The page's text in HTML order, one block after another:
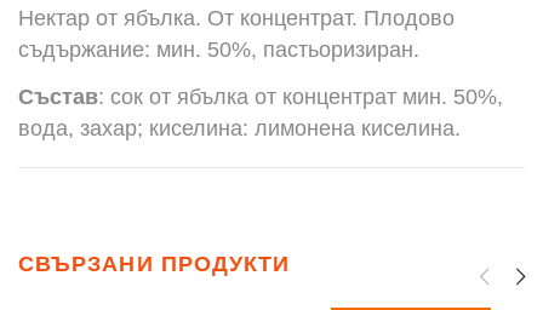
Нектар от ябълка. От концентрат. Плодово
съдържание: мин. 50%, пастьоризиран.
Състав: сок от ябълка от концентрат мин. 50%,
вода, захар; киселина: лимонена киселина.
СВЪРЗАНИ ПРОДУКТИ